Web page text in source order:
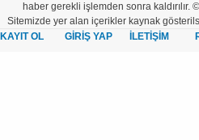
haber gerekli işlemden sonra kaldırılır.
Sitemizde yer alan içerikler kaynak
KAYIT OL
GİRİŞ YAP İLETİŞİM